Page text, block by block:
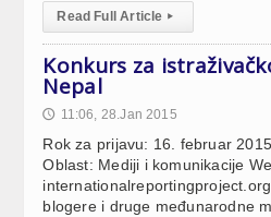
Read Full Article ▸
Konkurs za
Nepal
🕔 11:06, 28.Jan 2015
Rok za prijavu: 16. februar
Oblast: Mediji i komunikacije
blogere i druge međunarodne